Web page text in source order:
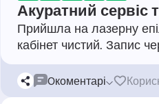
Акуратний сервіс
Прийшла на лазерну
0коментарі